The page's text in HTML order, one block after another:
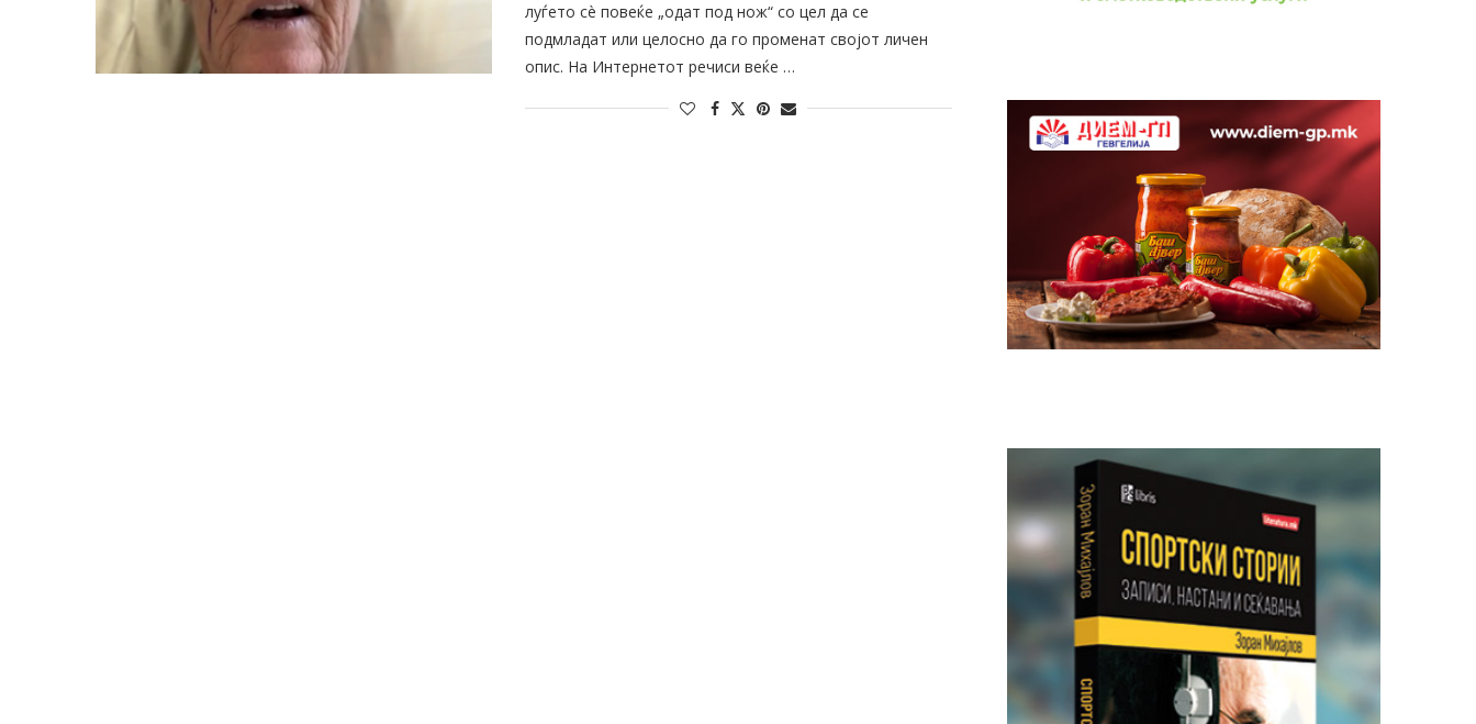
луѓето сè повеќе „одат под нож“ со цел да се
подмладат или целосно да го променат својот личен
опис. На Интернетот речиси веќе …